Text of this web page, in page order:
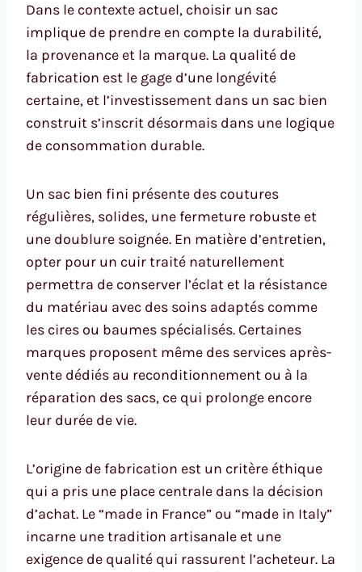
Dans le contexte actuel, choisir un sac
implique de prendre en compte la durabilité,
la provenance et la marque. La qualité de
fabrication est le gage d’une longévité
certaine, et l’investissement dans un sac bien
construit s’inscrit désormais dans une logique
de consommation durable.
Un sac bien fini présente des coutures
régulières, solides, une fermeture robuste et
une doublure soignée. En matière d’entretien,
opter pour un cuir traité naturellement
permettra de conserver l’éclat et la résistance
du matériau avec des soins adaptés comme
les cires ou baumes spécialisés. Certaines
marques proposent même des services après-
vente dédiés au reconditionnement ou à la
réparation des sacs, ce qui prolonge encore
leur durée de vie.
L’origine de fabrication est un critère éthique
qui a pris une place centrale dans la décision
d’achat. Le “made in France” ou “made in Italy”
incarne une tradition artisanale et une
exigence de qualité qui rassurent l’acheteur. La